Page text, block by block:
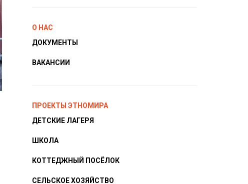
О НАС
ДОКУМЕНТЫ
ВАКАНСИИ
ПРОЕКТЫ ЭТНОМИРА
ДЕТСКИЕ ЛАГЕРЯ
ШКОЛА
КОТТЕДЖНЫЙ ПОСЁЛОК
СЕЛЬСКОЕ ХОЗЯЙСТВО